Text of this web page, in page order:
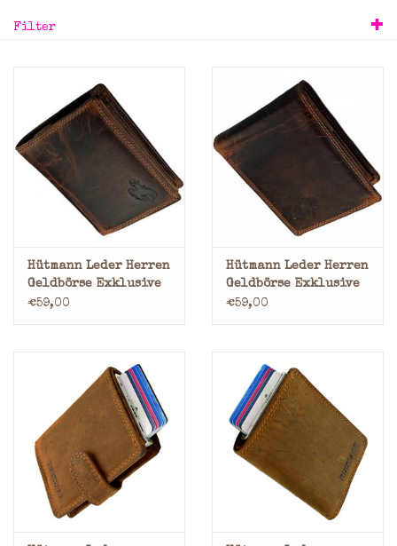
Accessoires
Marken
Filter
Hütmann Leder Herren
Geldbörse Exklusive
Viele Karten
€59,00
Hütmann Leder Herren
Geldbörse Exklusive
Viele Karten
€59,00